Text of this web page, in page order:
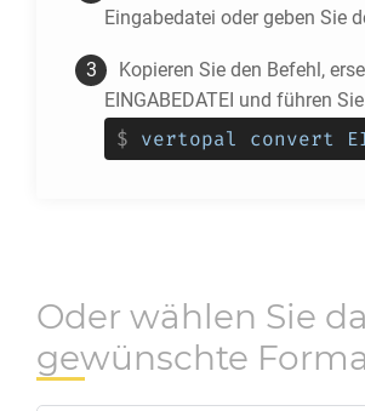
Eingabedatei oder geben Sie
Kopieren Sie den Befehl,
EINGABEDATEI und führen
$ vertopal convert
Oder wählen Sie
gewünschte